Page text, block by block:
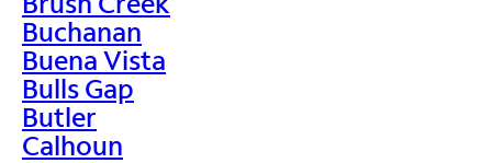
Buchanan
Buena Vista
Bulls Gap
Butler
Calhoun